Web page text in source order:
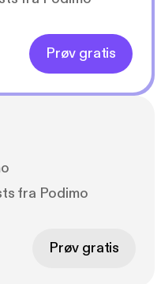
Prøv gratis
fra Podimo
Prøv gratis